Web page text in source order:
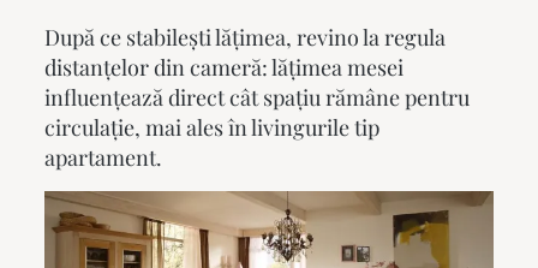
După ce stabilești lățimea, revino la regula
distanțelor din cameră: lățimea mesei
influențează direct cât spațiu rămâne pentru
circulație, mai ales în livingurile tip
apartament.